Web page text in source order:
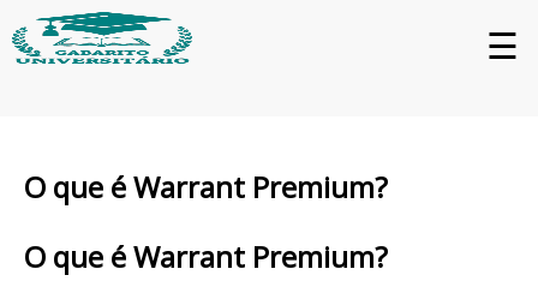
☰
O que é Warrant Premium?
O que é Warrant Premium?